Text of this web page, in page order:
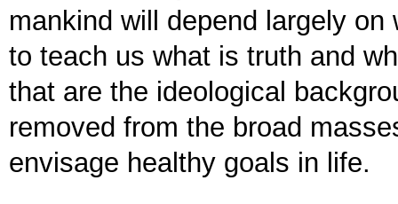
mankind will depend largely
to teach us what is truth and
that are the ideological
removed from the broad
envisage healthy goals in life.